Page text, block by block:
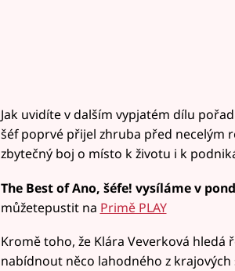
Jak uvidíte v dalším vypjatém dílu
šéf poprvé přijel zhruba před necelým
zbytečný boj o místo k životu i k
The Best of Ano, šéfe! vysíláme v
můžetepustit na Primě PLAY
Kromě toho, že Klára Veverková
nabídnout něco lahodného z